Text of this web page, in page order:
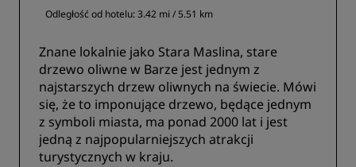
Odległość od hotelu: 3.42 mi / 5.51 km
Znane lokalnie jako Stara Maslina, stare
drzewo oliwne w Barze jest jednym z
najstarszych drzew oliwnych na świecie. Mówi
się, że to imponujące drzewo, będące jednym
z symboli miasta, ma ponad 2000 lat i jest
jedną z najpopularniejszych atrakcji
turystycznych w kraju.